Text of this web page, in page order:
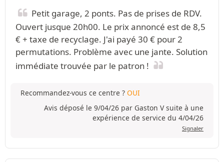
Petit garage, 2 ponts. Pas de prises de RDV.
Ouvert jusque 20h00. Le prix annoncé est de 8,5
€ + taxe de recyclage. J'ai payé 30 € pour 2
permutations. Problème avec une jante. Solution
immédiate trouvée par le patron !
Recommandez-vous ce centre ? OUI
Avis déposé le 9/04/26 par Gaston V suite à une
expérience de service du 4/04/26
Signaler